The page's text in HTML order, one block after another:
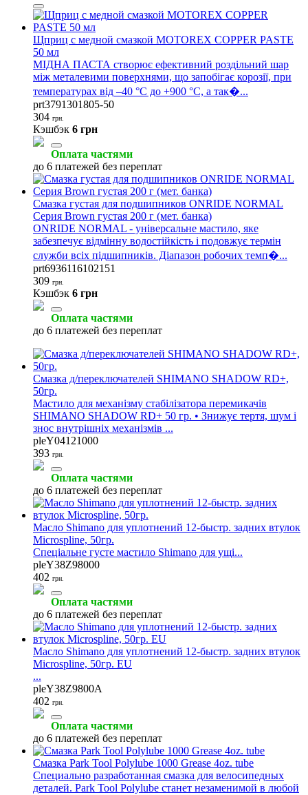
Щприц с медной смазкой MOTOREX COPPER PASTE
50 мл
МІДНА ПАСТА створює ефективний роздільний шар
між металевими поверхнями, що запобігає корозії, при
температурах від –40 °C до +900 °C, а так�...
prt3791301805-50
304 грн.
Кэшбэк 6 грн
Оплата частями
до 6 платежей без переплат
Смазка густая для подшипников ONRIDE NORMAL
Серия Brown густая 200 г (мет. банка)
ONRIDE NORMAL - універсальне мастило, яке
забезпечує відмінну водостійкість і подовжує термін
служби всіх підшипників. Діапазон робочих темп�...
prt6936116102151
309 грн.
Кэшбэк 6 грн
Оплата частями
до 6 платежей без переплат
Смазка д/переключателей SHIMANO SHADOW RD+,
50гр.
Мастило для механізму стабілізатора перемикачів
SHIMANO SHADOW RD+ 50 гр. • Знижує тертя, шум і
знос внутрішніх механізмів ...
pleY04121000
393 грн.
Оплата частями
до 6 платежей без переплат
Масло Shimano для уплотнений 12-быстр. задних втулок
Microspline, 50гр.
Спеціальне густе мастило Shimano для ущі...
pleY38Z98000
402 грн.
Оплата частями
до 6 платежей без переплат
Масло Shimano для уплотнений 12-быстр. задних втулок
Microspline, 50гр. EU
...
pleY38Z9800A
402 грн.
Оплата частями
до 6 платежей без переплат
Смазка Park Tool Polylube 1000 Grease 4oz. tube
Специально разработанная смазка для велосипедных
деталей. Park Tool Polylube станет незаменимой в любой